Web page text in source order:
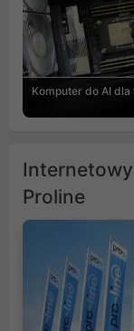
Komputer do AI
Proline